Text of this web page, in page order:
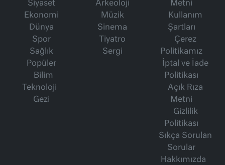
Siyaset
Ekonomi
Dünya
Spor
Sağlık
Popüler
Bilim
Teknoloji
Gezi
Arkeoloji
Müzik
Sinema
Tiyatro
Sergi
Metni
Kullanım
Şartları
Çerez
Politikamız
İptal ve İade
Politikası
Açık Rıza
Metni
Gizlilik
Politikası
Sıkça Sorulan
Sorular
Hakkımızda